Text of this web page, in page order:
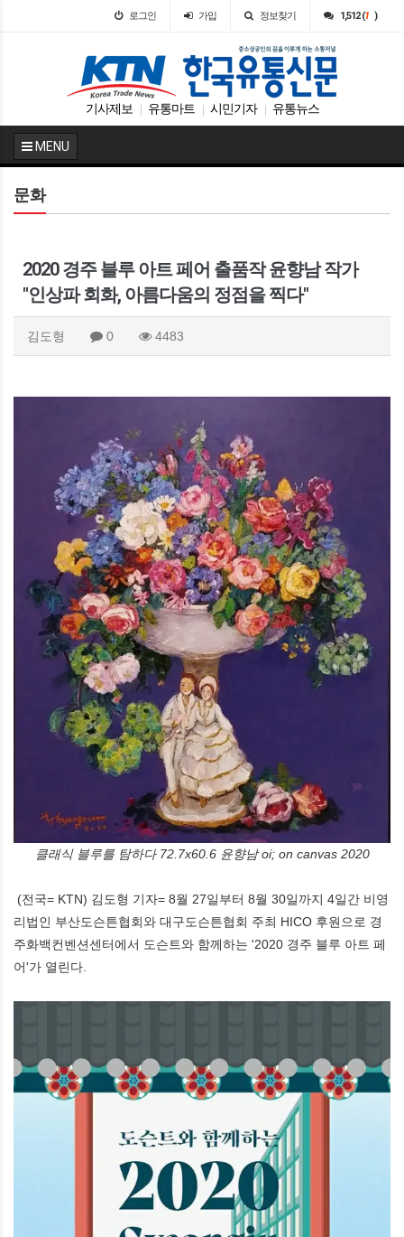
로그인 가입 정보찾기 1,512 (1 )
기사제보 유통마트 시민기자 유통뉴스
MENU
문화
2020 경주 블루 아트 페어 출품작 윤향남 작가
"인상파 회화, 아름다움의 정점을 찍다"
김도형 0 4483
클래식 블루를 탐하다 72.7x60.6 윤향남 oi; on canvas 2020
(전국= KTN) 김도형 기자= 8월 27일부터 8월 30일까지 4일간 비영
리법인 부산도슨튼협회와 대구도슨튼협회 주최 HICO 후원으로 경
주화백컨벤션센터에서 도슨트와 함께하는 '2020 경주 블루 아트 페
어'가 열린다.